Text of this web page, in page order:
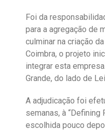
Foi da
para a agregação de
culminar na criação
Coimbra, o projeto
integrar esta
Grande, do lado de
A adjudicação foi
semanas, à
escolhida pouco